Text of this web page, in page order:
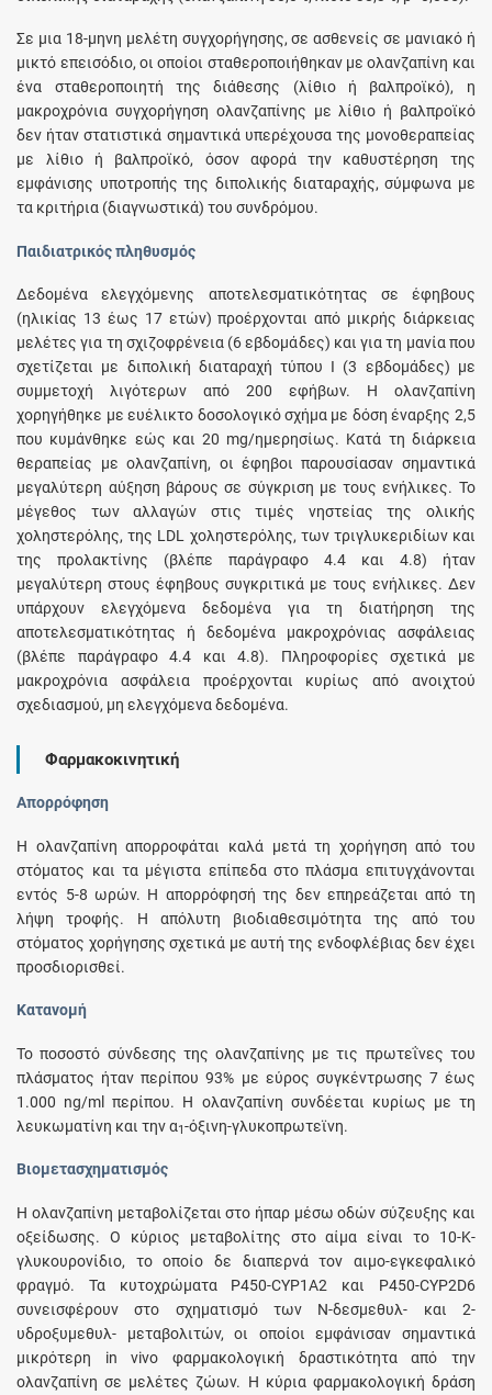
Σε μια 18-μηνη μελέτη συγχορήγησης, σε ασθενείς σε μανιακό ή
μικτό επεισόδιο, οι οποίοι σταθεροποιήθηκαν με ολανζαπίνη και
ένα σταθεροποιητή της διάθεσης (λίθιο ή βαλπροϊκό), η
μακροχρόνια συγχορήγηση ολανζαπίνης με λίθιο ή βαλπροϊκό
δεν ήταν στατιστικά σημαντικά υπερέχουσα της μονοθεραπείας
με λίθιο ή βαλπροϊκό, όσον αφορά την καθυστέρηση της
εμφάνισης υποτροπής της διπολικής διαταραχής, σύμφωνα με
τα κριτήρια (διαγνωστικά) του συνδρόμου.
Παιδιατρικός πληθυσμός
Δεδομένα ελεγχόμενης αποτελεσματικότητας σε έφηβους
(ηλικίας 13 έως 17 ετών) προέρχονται από μικρής διάρκειας
μελέτες για τη σχιζοφρένεια (6 εβδομάδες) και για τη μανία που
σχετίζεται με διπολική διαταραχή τύπου Ι (3 εβδομάδες) με
συμμετοχή λιγότερων από 200 εφήβων. Η ολανζαπίνη
χορηγήθηκε με ευέλικτο δοσολογικό σχήμα με δόση έναρξης 2,5
που κυμάνθηκε εώς και 20 mg/ημερησίως. Κατά τη διάρκεια
θεραπείας με ολανζαπίνη, οι έφηβοι παρουσίασαν σημαντικά
μεγαλύτερη αύξηση βάρους σε σύγκριση με τους ενήλικες. Το
μέγεθος των αλλαγών στις τιμές νηστείας της ολικής
χοληστερόλης, της LDL χοληστερόλης, των τριγλυκεριδίων και
της προλακτίνης (βλέπε παράγραφο 4.4 και 4.8) ήταν
μεγαλύτερη στους έφηβους συγκριτικά με τους ενήλικες. Δεν
υπάρχουν ελεγχόμενα δεδομένα για τη διατήρηση της
αποτελεσματικότητας ή δεδομένα μακροχρόνιας ασφάλειας
(βλέπε παράγραφο 4.4 και 4.8). Πληροφορίες σχετικά με
μακροχρόνια ασφάλεια προέρχονται κυρίως από ανοιχτού
σχεδιασμού, μη ελεγχόμενα δεδομένα.
Φαρμακοκινητική
Απορρόφηση
Η ολανζαπίνη απορροφάται καλά μετά τη χορήγηση από του
στόματος και τα μέγιστα επίπεδα στο πλάσμα επιτυγχάνονται
εντός 5-8 ωρών. H απορρόφησή της δεν επηρεάζεται από τη
λήψη τροφής. Η απόλυτη βιοδιαθεσιμότητα της από του
στόματος χορήγησης σχετικά με αυτή της ενδοφλέβιας δεν έχει
προσδιορισθεί.
Κατανομή
Το ποσοστό σύνδεσης της ολανζαπίνης με τις πρωτεΐνες του
πλάσματος ήταν περίπου 93% με εύρος συγκέντρωσης 7 έως
1.000 ng/ml περίπου. H ολανζαπίνη συνδέεται κυρίως με τη
λευκωματίνη και την α1-όξινη-γλυκοπρωτεϊνη.
Βιομετασχηματισμός
H ολανζαπίνη μεταβολίζεται στο ήπαρ μέσω οδών σύζευξης και
οξείδωσης. O κύριος μεταβολίτης στο αίμα είναι το 10-Κ-
γλυκουρονίδιο, το οποίο δε διαπερνά τον αιμο-εγκεφαλικό
φραγμό. Τα κυτοχρώματα P450-CYP1A2 και P450-CYP2D6
συνεισφέρουν στο σχηματισμό των N-δεσμεθυλ- και 2-
υδροξυμεθυλ- μεταβολιτών, οι οποίοι εμφάνισαν σημαντικά
μικρότερη in vivo φαρμακολογική δραστικότητα από την
ολανζαπίνη σε μελέτες ζώων. H κύρια φαρμακολογική δράση